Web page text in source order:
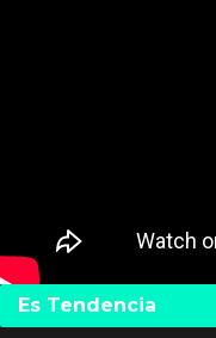
Es Tendencia